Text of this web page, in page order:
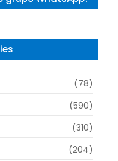
(78)
(590)
(310)
(204)